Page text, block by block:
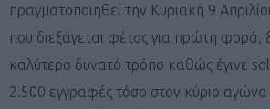
πραγματοποιηθεί την Κυριακή 9
που διεξάγεται φέτος για πρώτη φορά,
καλύτερο δυνατό τρόπο καθώς έγινε
2.500 εγγραφές τόσο στον κύριο αγώνα